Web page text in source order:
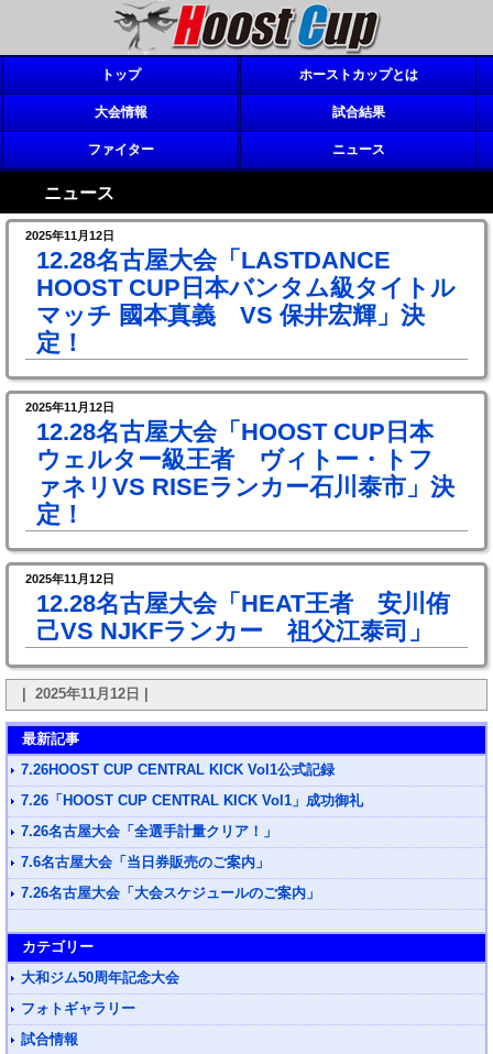
トップ ホーストカップとは
大会情報 試合結果
ファイター ニュース
ニュース
2025年11月12日
12.28名古屋大会「LASTDANCE
HOOST CUP日本バンタム級タイトル
マッチ 國本真義 VS 保井宏輝」決
定！
2025年11月12日
12.28名古屋大会「HOOST CUP日本
ウェルター級王者 ヴィトー・トフ
ァネリVS RISEランカー石川泰市」決
定！
2025年11月12日
12.28名古屋大会「HEAT王者 安川侑
己VS NJKFランカー 祖父江泰司」
| 2025年11月12日 |
最新記事
7.26HOOST CUP CENTRAL KICK Vol1公式記録
7.26「HOOST CUP CENTRAL KICK Vol1」成功御礼
7.26名古屋大会「全選手計量クリア！」
7.6名古屋大会「当日券販売のご案内」
7.26名古屋大会「大会スケジュールのご案内」
カテゴリー
大和ジム50周年記念大会
フォトギャラリー
試合情報